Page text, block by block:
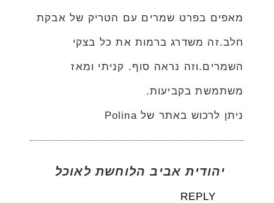
מאפים בפרט שמרים עם הטריק של אבקת
חלב.זה משדרג ברמות את כל בצקי
השמרים.וזה נראה סוף. קניתי ומאז
משתמשת בקביעות.
ניתן לרכוש באתר של Polina
יהודית אביב הלוחשת לאוכל
REPLY